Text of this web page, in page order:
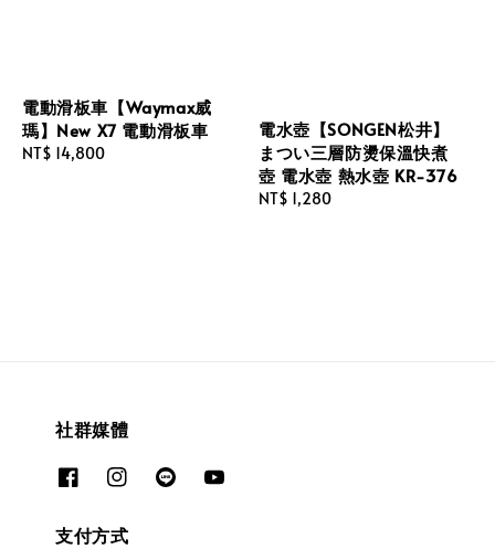
電動滑板車【Waymax威
瑪】New X7 電動滑板車
Regular
NT$ 14,800
電水壺【SONGEN松井】
まつい三層防燙保溫快煮
壺 電水壺 熱水壺 KR-376
Regular
NT$ 1,280
社群媒體
支付方式